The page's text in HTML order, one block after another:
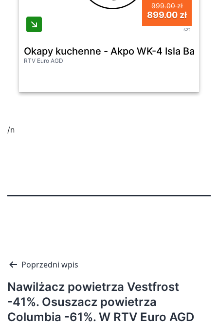
999.00 zł
899.00 zł
szt
Okapy kuchenne - Akpo WK-4 Isla
RTV Euro AGD
/n
Nawigacja
wpisu
Poprzedni wpis
Nawilżacz powietrza Vestfrost
-41%. Osuszacz powietrza
Columbia -61%. W RTV Euro AGD